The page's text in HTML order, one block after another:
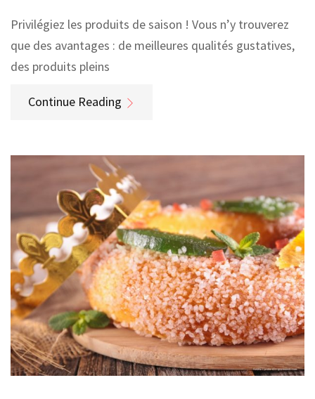
Privilégiez les produits de saison ! Vous n’y trouverez
que des avantages : de meilleures qualités gustatives,
des produits pleins
Continue Reading